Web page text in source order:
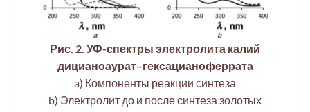
Рис. 2. УФ-спектры электролита калий
дицианоаурат–гексацианоферрата
a) Компоненты реакции синтеза
b) Электролит до и после синтеза золотых